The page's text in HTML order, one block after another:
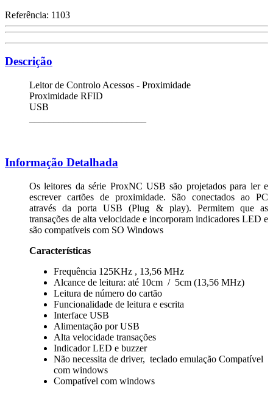
Referência: 1103
Descrição
Leitor de Controlo Acessos - Proximidade
Proximidade RFID
USB
Informação Detalhada
Os leitores da série ProxNC USB são projetados para ler e
escrever cartões de proximidade. São conectados ao PC
através da porta USB (Plug & play). Permitem que as
transações de alta velocidade e incorporam indicadores LED e
são compatíveis com SO Windows
Características
Frequência 125KHz , 13,56 MHz
Alcance de leitura: até 10cm / 5cm (13,56 MHz)
Leitura de número do cartão
Funcionalidade de leitura e escrita
Interface USB
Alimentação por USB
Alta velocidade transações
Indicador LED e buzzer
Não necessita de driver, teclado emulação Compatível
com windows
Compatível com windows